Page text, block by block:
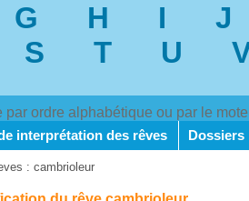
G H I J
S T U
ordre alphabétique ou par le
interprétation des rêves Dossiers
: cambrioleur